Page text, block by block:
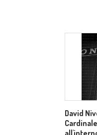
David